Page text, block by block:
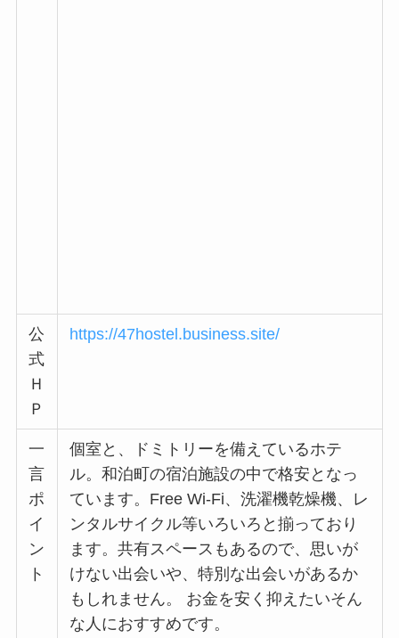
公
式
Ｈ
Ｐ
https://47hostel.business.site/
一
言
ポ
イ
ン
ト
個室と、ドミトリーを備えているホテ
ル。和泊町の宿泊施設の中で格安となっ
ています。Free Wi-Fi、洗濯機乾燥機、レ
ンタルサイクル等いろいろと揃っており
ます。共有スペースもあるので、思いが
けない出会いや、特別な出会いがあるか
もしれません。 お金を安く抑えたいそん
な人におすすめです。